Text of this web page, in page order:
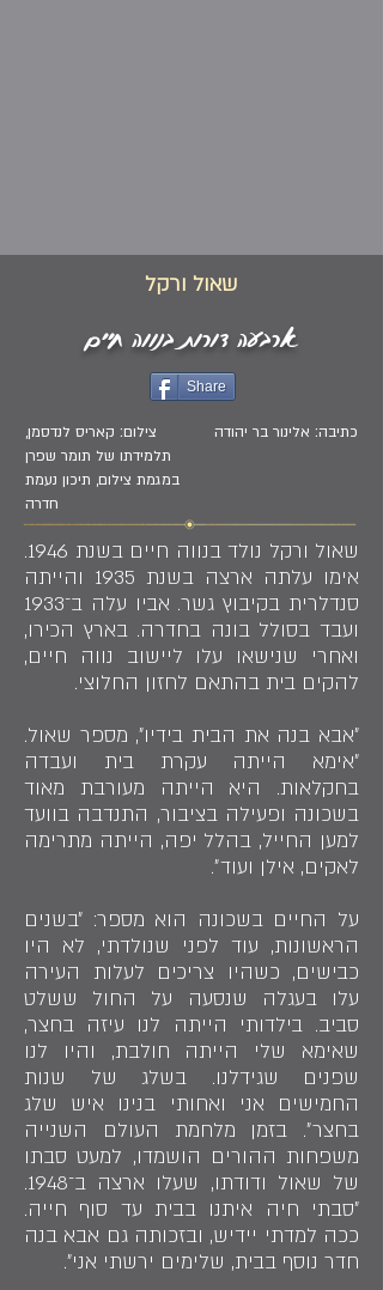
שאול ורקל
ארבעה דורות בנווה חיים
Share
צילום: קאריס לנדסמן,
תלמידתו של תומר שפרן
במגמת צילום, תיכון נעמת
חדרה
כתיבה: אלינור בר יהודה
שאול ורקל נולד בנווה חיים בשנת 1946.
אימו עלתה ארצה בשנת 1935 והייתה
סנדלרית בקיבוץ גשר. אביו עלה ב־1933
ועבד בסולל בונה בחדרה. בארץ הכירו,
ואחרי שנישאו עלו ליישוב נווה חיים,
להקים בית בהתאם לחזון החלוצי.
״אבא בנה את הבית בידיו״, מספר שאול.
״אימא הייתה עקרת בית ועבדה
בחקלאות. היא הייתה מעורבת מאוד
בשכונה ופעילה בציבור, התנדבה בוועד
למען החייל, בהלל יפה, הייתה מתרימה
לאקים, אילן ועוד״.
על החיים בשכונה הוא מספר: ״בשנים
הראשונות, עוד לפני שנולדתי, לא היו
כבישים, כשהיו צריכים לעלות העירה
עלו בעגלה שנסעה על החול ששלט
סביב. בילדותי הייתה לנו עיזה בחצר,
שאימא שלי הייתה חולבת, והיו לנו
שפנים שגידלנו. בשלג של שנות
החמישים אני ואחותי בנינו איש שלג
בחצר״. בזמן מלחמת העולם השנייה
משפחות ההורים הושמדו, למעט סבתו
של שאול ודודתו, שעלו ארצה ב־1948.
״סבתי חיה איתנו בבית עד סוף חייה.
ככה למדתי יידיש, ובזכותה גם אבא בנה
חדר נוסף בבית, שלימים ירשתי אני״.